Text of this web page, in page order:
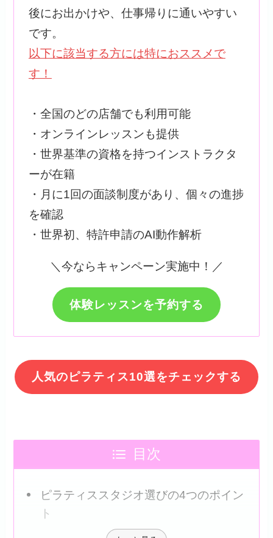
後にお出かけや、仕事帰りに通いやすい
です。
以下に該当する方には特におススメで
す！
・全国のどの店舗でも利用可能
・オンラインレッスンも提供
・世界基準の資格を持つインストラクタ
ーが在籍
・月に1回の面談制度があり、個々の進捗
を確認
・世界初、特許申請のAI動作解析
＼今ならキャンペーン実施中！／
体験レッスンを予約する
人気のピラティス10選をチェックする
目次
ピラティススタジオ選びの4つのポイン
ト